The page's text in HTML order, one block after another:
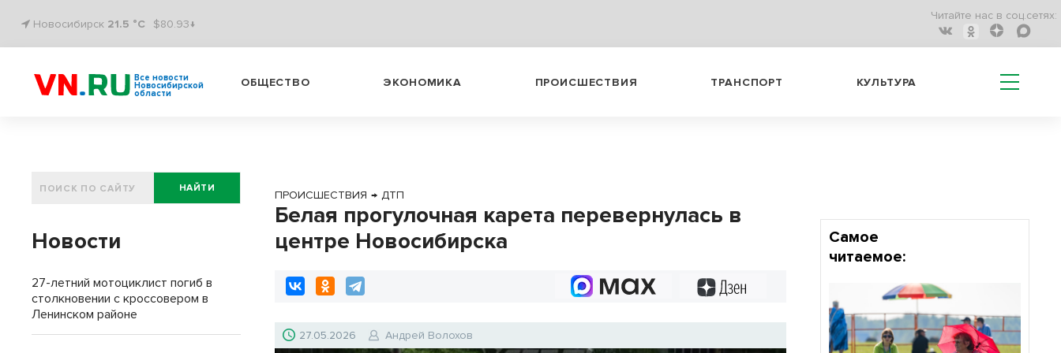
Новосибирск 21.5 °C $80.93↓
Читайте нас в соц.сетях:
Все новости
Новосибирской
области
ОБЩЕСТВО ЭКОНОМИКА ПРОИСШЕСТВИЯ ТРАНСПОРТ КУЛЬТУРА
ПРОИСШЕСТВИЯ → ДТП
Белая прогулочная карета перевернулась в
центре Новосибирска
27.05.2026 Андрей Волохов
НАЙТИ
Новости
27-летний мотоциклист погиб в
столкновении с кроссовером в
Ленинском районе
Самое
читаемое: